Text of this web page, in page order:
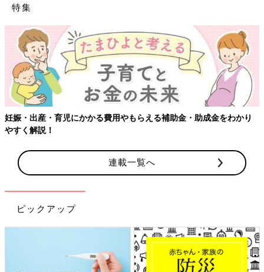
特集
【ワクチン接種できるものも】妊婦の感染症対策、知っておいて！
連載一覧へ
ピックアップ